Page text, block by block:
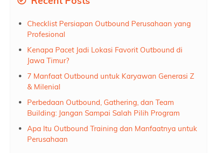
Checklist Persiapan Outbound Perusahaan yang
Profesional
Kenapa Pacet Jadi Lokasi Favorit Outbound di
Jawa Timur?
7 Manfaat Outbound untuk Karyawan Generasi Z
& Milenial
Perbedaan Outbound, Gathering, dan Team
Building: Jangan Sampai Salah Pilih Program
Apa Itu Outbound Training dan Manfaatnya untuk
Perusahaan